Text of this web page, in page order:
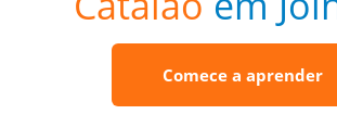
Comece a aprender